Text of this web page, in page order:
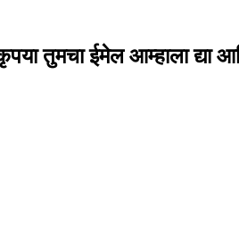
तुमचा ईमेल आम्हाला द्या